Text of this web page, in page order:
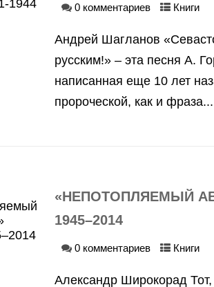
0 комментариев Книги
Андрей Шагланов
русским!» – эта песня А.
написанная еще 10 лет
пророческой, как и фраза...
«НЕПОТОПЛЯЕМЫЙ
1945–2014
0 комментариев Книги
Александр Широкорад